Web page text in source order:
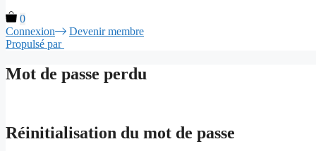
0
Connexion
Devenir membre
Propulsé par
Mot de passe perdu
Réinitialisation du mot de passe